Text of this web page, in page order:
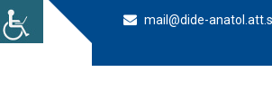
mail@dide-